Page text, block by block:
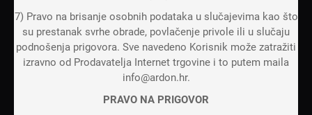
7) Pravo na brisanje osobnih podataka u slučajevima kao što
su prestanak svrhe obrade, povlačenje privole ili u slučaju
podnošenja prigovora. Sve navedeno Korisnik može zatražiti
izravno od Prodavatelja Internet trgovine i to putem maila
info@ardon.hr.
PRAVO NA PRIGOVOR